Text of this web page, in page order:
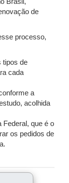
de
processo,
tipos de
cada
a
acolhida
Federal, que é o
os pedidos de